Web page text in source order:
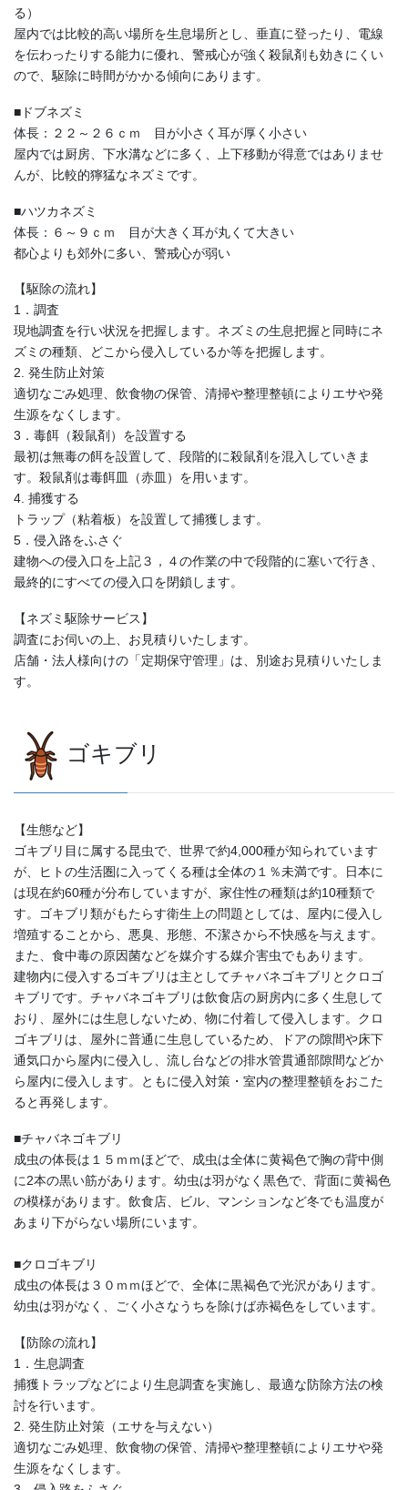
る）
屋内では比較的高い場所を生息場所とし、垂直に登ったり、電線
を伝わったりする能力に優れ、警戒心が強く殺鼠剤も効きにくい
ので、駆除に時間がかかる傾向にあります。
■ドブネズミ
体長：２２～２６ｃｍ 目が小さく耳が厚く小さい
屋内では厨房、下水溝などに多く、上下移動が得意ではありませ
んが、比較的獰猛なネズミです。
■ハツカネズミ
体長：６～９ｃｍ 目が大きく耳が丸くて大きい
都心よりも郊外に多い、警戒心が弱い
【駆除の流れ】
1．調査
現地調査を行い状況を把握します。ネズミの生息把握と同時にネ
ズミの種類、どこから侵入しているか等を把握します。
2. 発生防止対策
適切なごみ処理、飲食物の保管、清掃や整理整頓によりエサや発
生源をなくします。
3．毒餌（殺鼠剤）を設置する
最初は無毒の餌を設置して、段階的に殺鼠剤を混入していきま
す。殺鼠剤は毒餌皿（赤皿）を用います。
4. 捕獲する
トラップ（粘着板）を設置して捕獲します。
5．侵入路をふさぐ
建物への侵入口を上記３，４の作業の中で段階的に塞いで行き、
最終的にすべての侵入口を閉鎖します。
【ネズミ駆除サービス】
調査にお伺いの上、お見積りいたします。
店舗・法人様向けの「定期保守管理」は、別途お見積りいたしま
す。
ゴキブリ
【生態など】
ゴキブリ目に属する昆虫で、世界で約4,000種が知られています
が、ヒトの生活圏に入ってくる種は全体の１％未満です。日本に
は現在約60種が分布していますが、家住性の種類は約10種類で
す。ゴキブリ類がもたらす衛生上の問題としては、屋内に侵入し
増殖することから、悪臭、形態、不潔さから不快感を与えます。
また、食中毒の原因菌などを媒介する媒介害虫でもあります。
建物内に侵入するゴキブリは主としてチャバネゴキブリとクロゴ
キブリです。チャバネゴキブリは飲食店の厨房内に多く生息して
おり、屋外には生息しないため、物に付着して侵入します。クロ
ゴキブリは、屋外に普通に生息しているため、ドアの隙間や床下
通気口から屋内に侵入し、流し台などの排水管貫通部隙間などか
ら屋内に侵入します。ともに侵入対策・室内の整理整頓をおこた
ると再発します。
■チャバネゴキブリ
成虫の体長は１５ｍｍほどで、成虫は全体に黄褐色で胸の背中側
に2本の黒い筋があります。幼虫は羽がなく黒色で、背面に黄褐色
の模様があります。飲食店、ビル、マンションなど冬でも温度が
あまり下がらない場所にいます。
■クロゴキブリ
成虫の体長は３０ｍｍほどで、全体に黒褐色で光沢があります。
幼虫は羽がなく、ごく小さなうちを除けば赤褐色をしています。
【防除の流れ】
1．生息調査
捕獲トラップなどにより生息調査を実施し、最適な防除方法の検
討を行います。
2. 発生防止対策（エサを与えない）
適切なごみ処理、飲食物の保管、清掃や整理整頓によりエサや発
生源をなくします。